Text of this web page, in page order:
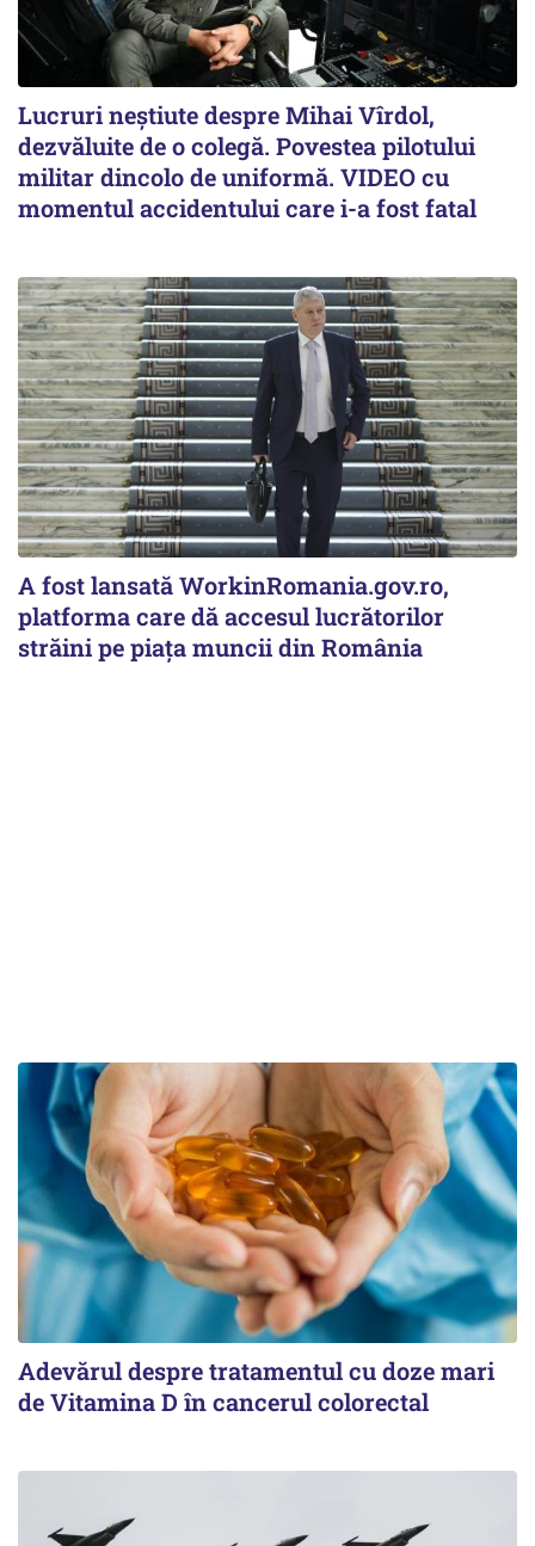
Lucruri neștiute despre Mihai Vîrdol,
dezvăluite de o colegă. Povestea pilotului
militar dincolo de uniformă. VIDEO cu
momentul accidentului care i-a fost fatal
A fost lansată WorkinRomania.gov.ro,
platforma care dă accesul lucrătorilor
străini pe piața muncii din România
Adevărul despre tratamentul cu doze mari
de Vitamina D în cancerul colorectal